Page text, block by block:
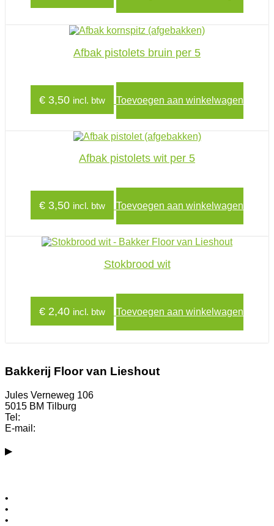
Afbak pistolets bruin per 5
€ 3,50 incl. btw Toevoegen aan winkelwagen
Afbak pistolets wit per 5
€ 3,50 incl. btw Toevoegen aan winkelwagen
Stokbrood wit
€ 2,40 incl. btw Toevoegen aan winkelwagen
Bakkerij Floor van Lieshout
Jules Verneweg 106
5015 BM Tilburg
Tel:
E-mail:
▶
•
•
•